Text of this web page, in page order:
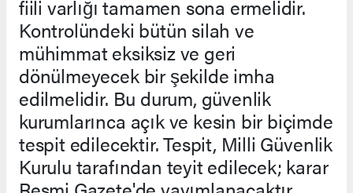
fiili varlığı tamamen sona ermelidir.
Kontrolündeki bütün silah ve
mühimmat eksiksiz ve geri
dönülmeyecek bir şekilde imha
edilmelidir. Bu durum, güvenlik
kurumlarınca açık ve kesin bir biçimde
tespit edilecektir. Tespit, Milli Güvenlik
Kurulu tarafından teyit edilecek; karar